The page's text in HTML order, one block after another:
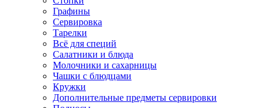
Графины
Сервировка
Тарелки
Всё для специй
Салатники и блюда
Молочники и сахарницы
Чашки с блюдцами
Кружки
Дополнительные предметы сервировки